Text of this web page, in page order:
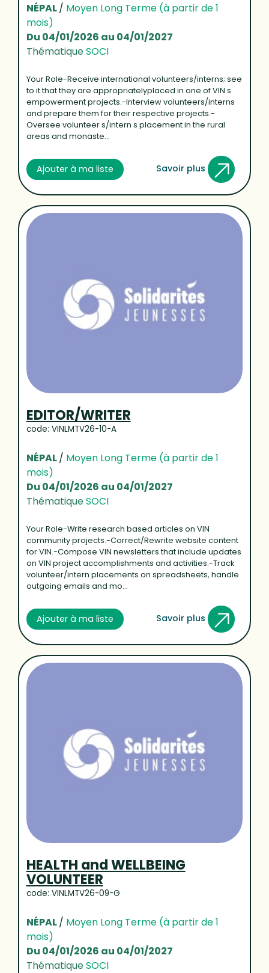
NÉPAL/ Moyen Long Terme (à partir de 1
mois)
Du 04/01/2026 au 04/01/2027
ThématiqueSOCI
Your Role-Receive international volunteers/interns; see
to it that they are appropriatelyplaced in one of VIN s
empowerment projects.-Interview volunteers/interns
and prepare them for their respective projects.-
Oversee volunteer s/intern s placement in the rural
areas and monaste...
Ajouter à ma liste Savoir plus
EDITOR/WRITER
code: VINLMTV26-10-A
NÉPAL/ Moyen Long Terme (à partir de 1
mois)
Du 04/01/2026 au 04/01/2027
ThématiqueSOCI
Your Role-Write research based articles on VIN
community projects.-Correct/Rewrite website content
for VIN.-Compose VIN newsletters that include updates
on VIN project accomplishments and activities.-Track
volunteer/intern placements on spreadsheets, handle
outgoing emails and mo...
Ajouter à ma liste Savoir plus
HEALTH and WELLBEING
VOLUNTEER
code: VINLMTV26-09-G
NÉPAL/ Moyen Long Terme (à partir de 1
mois)
Du 04/01/2026 au 04/01/2027
ThématiqueSOCI